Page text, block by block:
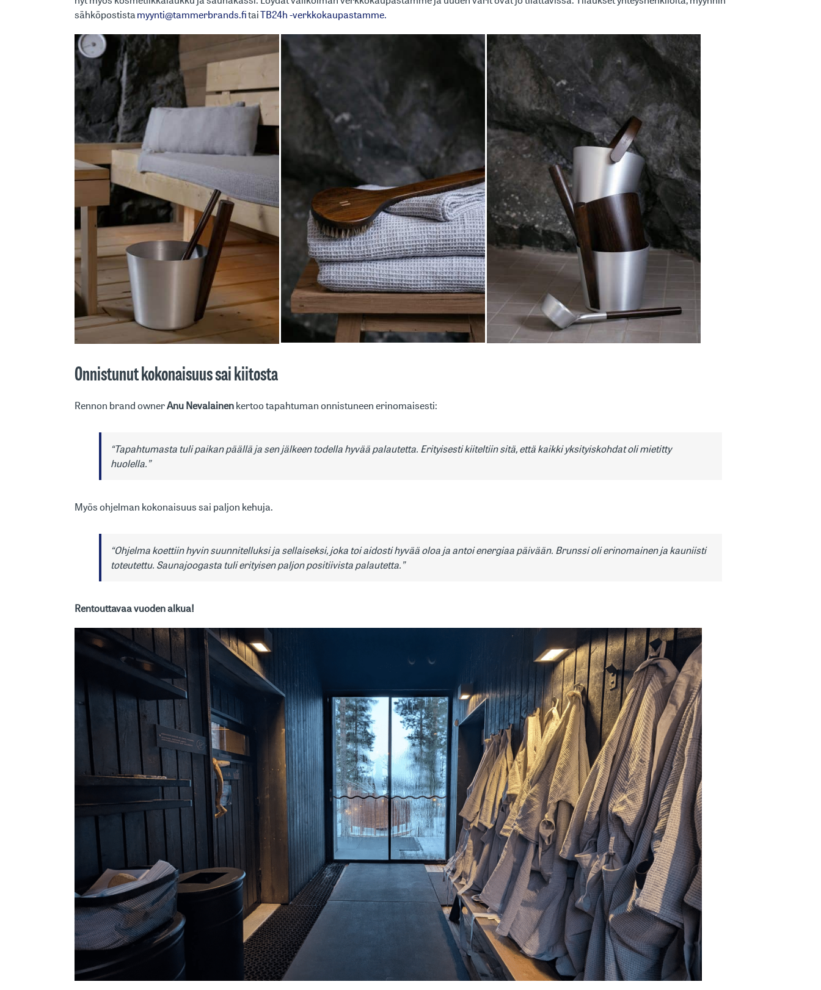
sähköpostistamyynti@tammerbrands.fitaiTB24h -verkkokaupastamme.
Onnistunut kokonaisuus sai kiitosta
Rennon brand ownerAnu Nevalainenkertoo tapahtuman onnistuneen erinomaisesti:
“Tapahtumasta tuli paikan päällä ja sen jälkeen todella hyvää palautetta. Erityisesti kiiteltiin sitä, että kaikki yksityiskohdat oli mietitty
huolella.”
Myös ohjelman kokonaisuus sai paljon kehuja.
“Ohjelma koettiin hyvin suunnitelluksi ja sellaiseksi, joka toi aidosti hyvää oloa ja antoi energiaa päivään. Brunssi oli erinomainen ja kauniisti
toteutettu. Saunajoogasta tuli erityisen paljon positiivista palautetta.”
Rentouttavaa vuoden alkua!